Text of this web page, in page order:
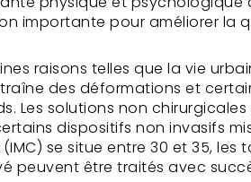
importante pour améliorer la
raisons telles que la vie
des déformations et
Les solutions non
dispositifs non invasifs
se situe entre 30 et 35,
peuvent être traités avec